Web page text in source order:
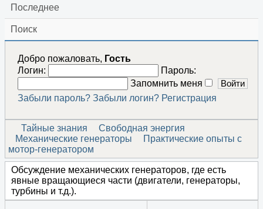
Последнее
Поиск
Добро пожаловать, Гость
Логин:
Пароль:
Запомнить меня
Забыли пароль? Забыли логин? Регистрация
Тайные знания
Свободная энергия
Механические генераторы
Практические опыты с
мотор-генератором
Обсуждение механических генераторов, где есть
явные вращающиеся части (двигатели, генераторы,
турбины и т.д.).